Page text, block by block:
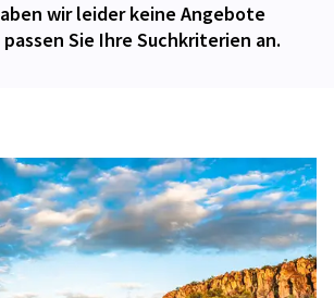
wir leider keine Angebote
Sie Ihre Suchkriterien an.